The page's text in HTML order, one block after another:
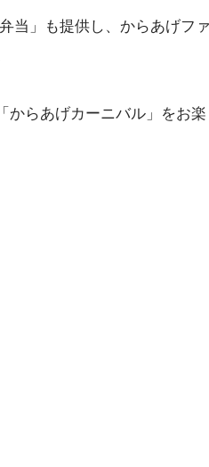
当」も提供し、からあげフ
からあげカーニバル」をお